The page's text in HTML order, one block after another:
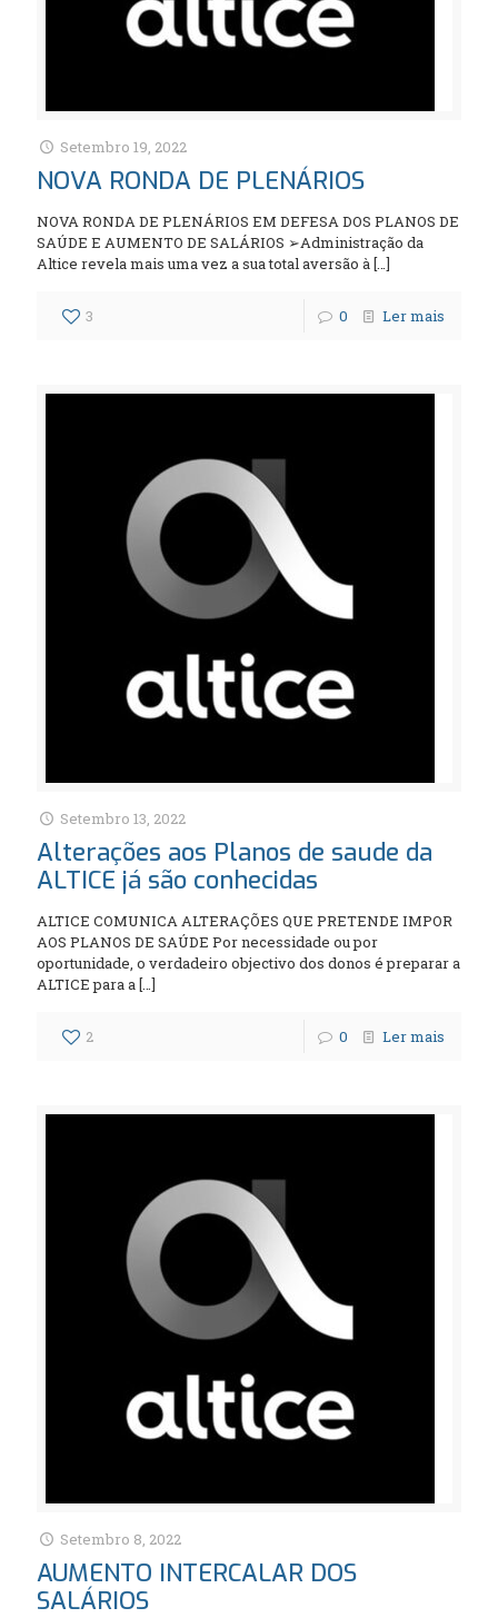
Setembro 19, 2022
NOVA RONDA DE PLENÁRIOS
NOVA RONDA DE PLENÁRIOS EM DEFESA DOS PLANOS DE
SAÚDE E AUMENTO DE SALÁRIOS ➢Administração da
Altice revela mais uma vez a sua total aversão à[…]
3 0 Ler mais
Setembro 13, 2022
Alterações aos Planos de saude da
ALTICE já são conhecidas
ALTICE COMUNICA ALTERAÇÕES QUE PRETENDE IMPOR
AOS PLANOS DE SAÚDE Por necessidade ou por
oportunidade, o verdadeiro objectivo dos donos é preparar a
ALTICE para a[…]
2 0 Ler mais
Setembro 8, 2022
AUMENTO INTERCALAR DOS
SALÁRIOS